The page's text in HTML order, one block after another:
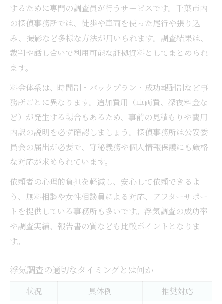
するために専門の調査員が行うサービスです。千葉市内
の探偵事務所では、徒歩や車両を使った尾行や張り込
み、撮影など多様な方法が用いられます。調査結果は、
裁判や話し合いで利用可能な証拠資料としてまとめられ
ます。
料金体系は、時間制・パックプラン・成功報酬制など事
務所ごとに異なります。追加費用（車両費、深夜料金な
ど）が発生する場合もあるため、事前の見積もりや費用
内訳の説明を必ず確認しましょう。探偵事務所は公安委
員会の届出が必要で、守秘義務や個人情報保護にも厳格
な対応が求められています。
依頼者の心理的負担を軽減し、安心して依頼できるよ
う、無料相談や女性相談員による対応、アフターサポー
トを提供している事務所も多いです。浮気調査の成功率
や調査実績、報告書の質なども比較ポイントとなりま
す。
浮気調査の適切なタイミングとは何か
状況 具体例
推奨対応